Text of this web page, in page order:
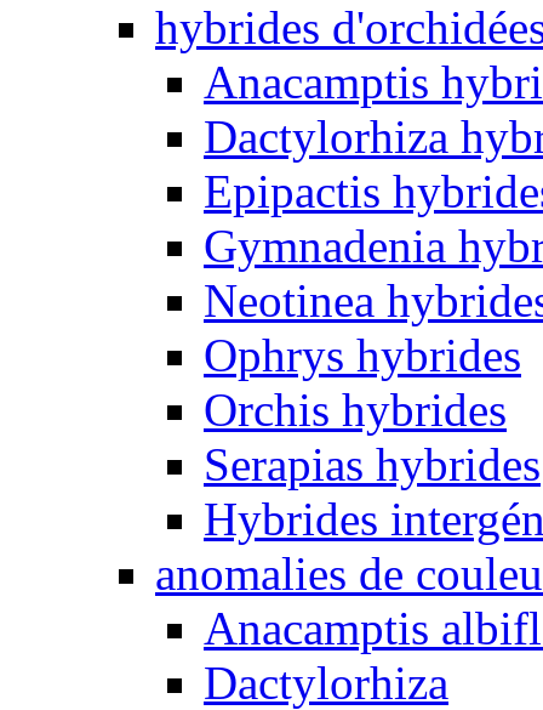
hybrides
Anacamptis
Dactylorhiza
Epipactis
Gymnadenia
Neotinea
Ophrys hybrides
Orchis hybrides
Serapias hybrides
Hybrides
anomalies de
Anacamptis
Dactylorhiza